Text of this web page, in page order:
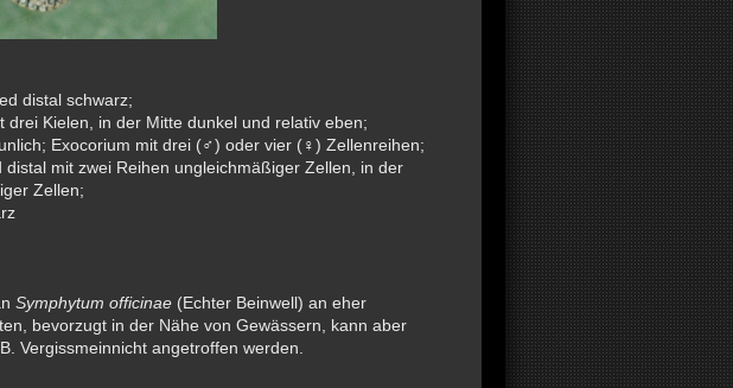
distal schwarz;
drei Kielen, in der Mitte dunkel und relativ eben;
Exocorium mit drei (♂) oder vier ( ♀) Zellenreihen;
mit zwei Reihen ungleichmäßiger Zellen, in der
Zellen;
Symphytum officinae (Echter Beinwell) an eher
bevorzugt in der Nähe von Gewässern, kann aber
Vergissmeinnicht angetroffen werden.